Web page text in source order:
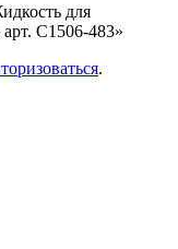
для
С1506-483»
.